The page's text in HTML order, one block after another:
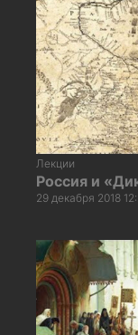
Лекции
Россия и
29 декабря 2018